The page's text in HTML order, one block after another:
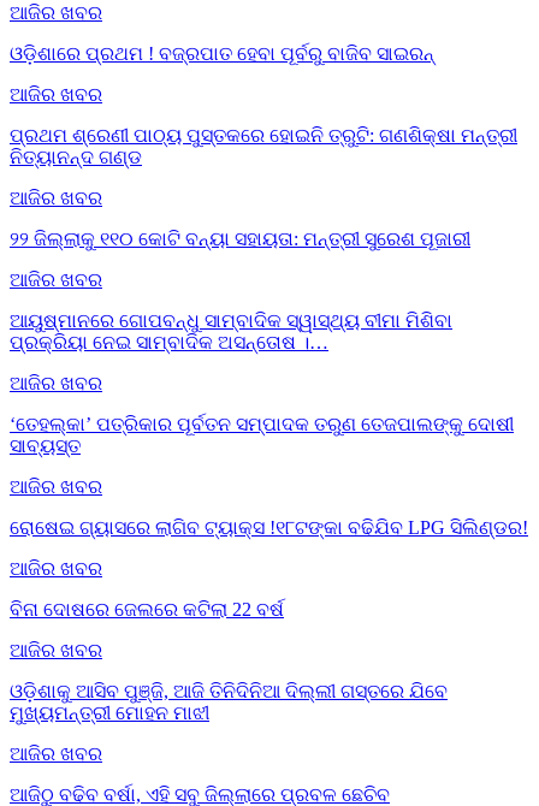
ଆଜିର ଖବର
ଓଡ଼ିଶାରେ ପ୍ରଥମ ! ବଜ୍ରପାତ ହେବା ପୂର୍ବରୁ ବାଜିବ ସାଇରନ୍
ଆଜିର ଖବର
ପ୍ରଥମ ଶ୍ରେଣୀ ପାଠ୍ୟ ପୁସ୍ତକରେ ହୋଇନି ତ୍ରୁଟି: ଗଣଶିକ୍ଷା ମନ୍ତ୍ରୀ
ନିତ୍ୟାନନ୍ଦ ଗଣ୍ଡ
ଆଜିର ଖବର
୨୨ ଜିଲ୍ଲାକୁ ୧୧୦ କୋଟି ବନ୍ୟା ସହାୟତା: ମନ୍ତ୍ରୀ ସୁରେଶ ପୂଜାରୀ
ଆଜିର ଖବର
ଆୟୁଷ୍ମାନରେ ଗୋପବନ୍ଧୁ ସାମ୍ବାଦିକ ସ୍ୱାସ୍ଥ୍ୟ ବୀମା ମିଶିବା
ପ୍ରକ୍ରିୟା ନେଇ ସାମ୍ବାଦିକ ଅସନ୍ତୋଷ ।…
ଆଜିର ଖବର
‘ତେହଲ୍‌କା’ ପତ୍ରିକାର ପୂର୍ବତନ ସମ୍ପାଦକ ତରୁଣ ତେଜପାଲଙ୍କୁ ଦୋଷୀ
ସାବ୍ୟସ୍ତ
ଆଜିର ଖବର
ରୋଷେଇ ଗ୍ୟାସରେ ଲାଗିବ ଟ୍ୟାକ୍ସ !୧୮ଟଙ୍କା ବଢିଯିବ LPG ସିଲିଣ୍ଡର!
ଆଜିର ଖବର
ବିନା ଦୋଷରେ ଜେଲରେ କଟିଲା 22 ବର୍ଷ
ଆଜିର ଖବର
ଓଡ଼ିଶାକୁ ଆସିବ ପୁଞ୍ଜି, ଆଜି ତିନିଦିନିଆ ଦିଲ୍ଲୀ ଗସ୍ତରେ ଯିବେ
ମୁଖ୍ୟମନ୍ତ୍ରୀ ମୋହନ ମାଝୀ
ଆଜିର ଖବର
ଆଜିଠୁ ବଢିବ ବର୍ଷା, ଏହି ସବୁ ଜିଲ୍ଲାରେ ପ୍ରବଳ ଛେଚିବ